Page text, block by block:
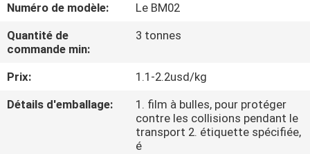
À
PROPOS
NOUS
Numéro de modèle:
Le BM02
Quantité de
commande min:
3 tonnes
Prix:
1.1-2.2usd/kg
Détails d'emballage:
1. film à bulles, pour protéger
contre les collisions pendant le
transport 2. étiquette spécifiée,
é